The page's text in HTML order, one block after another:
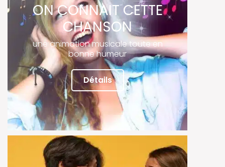
ON CONNAIT CETTE
CHANSON
une animation musicale toute en
bonne humeur
Détails